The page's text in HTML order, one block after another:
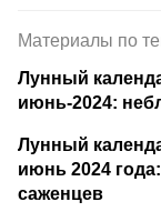
Материалы по
Лунный
июнь-2024:
Лунный
июнь 2024
саженцев